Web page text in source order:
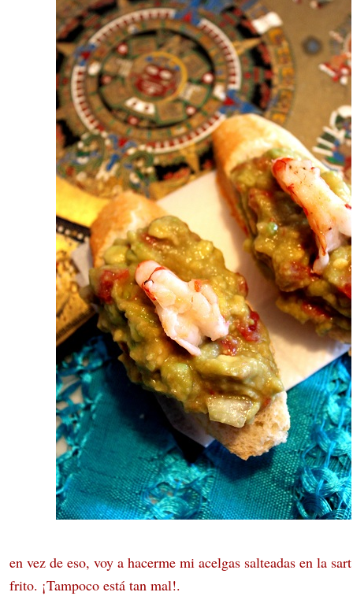
en vez de eso, voy a hacerme mi acelgas salteadas en la
frito. ¡Tampoco está tan mal!.